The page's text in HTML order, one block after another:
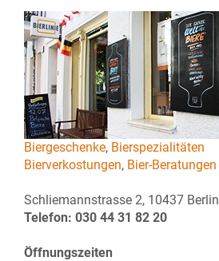
Biergeschenke, Bierspezialitäten
Bierverkostungen, Bier-Beratungen
Schliemannstrasse 2, 10437 Berlin
Telefon: 030 44 31 82 20
Öffnungszeiten